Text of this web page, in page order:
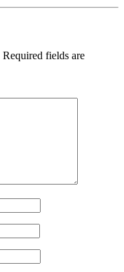
Required fields are